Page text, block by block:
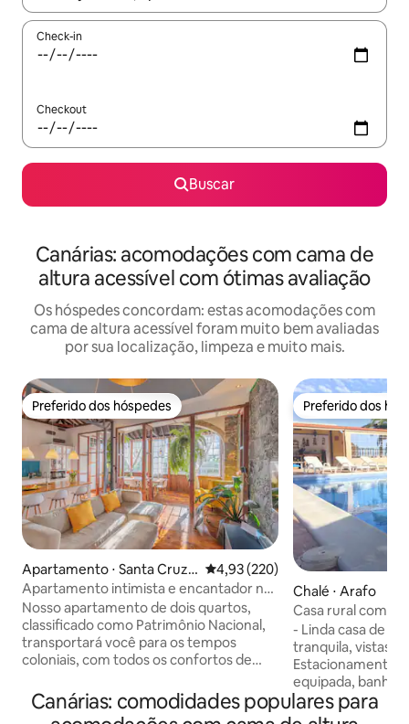
Check-in
Checkout
Buscar
Canárias: acomodações com cama de
altura acessível com ótimas avaliação
Os hóspedes concordam: estas acomodações com
cama de altura acessível foram muito bem avaliadas
por sua localização, limpeza e muito mais.
Preferido dos hóspedes
Preferido dos hóspedes
Apartamento ⋅ Santa Cruz
de La Palma
4,93 de uma avaliação média de
4,93 (220)
Apartamento intimista e encantador na
praia
Nosso apartamento de dois quartos,
classificado como Patrimônio Nacional,
transportará você para os tempos
coloniais, com todos os confortos de
centro da ilha, em sua capital, é o melhor
lugar para começar rotas diárias para
Preferido dos
Preferido dos
Chalé ⋅ Arafo
Casa rural com
montanha
- Linda casa de
tranquila, vistas
Estacionamento
equipada,
+ duplo + duplo) e
piscina: cozinha,
Canárias: comodidades populares para